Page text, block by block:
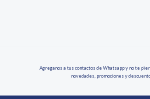
Agreganos a tus contactos de Whatsapp y no te
novedades, promociones y